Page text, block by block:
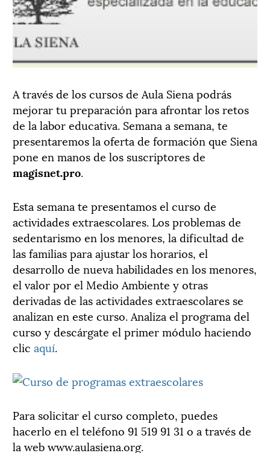
A través de los cursos de Aula Siena podrás
mejorar tu preparación para afrontar los retos
de la labor educativa. Semana a semana, te
presentaremos la oferta de formación que Siena
pone en manos de los suscriptores de
magisnet.pro.
Esta semana te presentamos el curso de
actividades extraescolares. Los problemas de
sedentarismo en los menores, la dificultad de
las familias para ajustar los horarios, el
desarrollo de nueva habilidades en los menores,
el valor por el Medio Ambiente y otras
derivadas de las actividades extraescolares se
analizan en este curso. Analiza el programa del
curso y descárgate el primer módulo haciendo
clic aquí.
Para solicitar el curso completo, puedes
hacerlo en el teléfono 91 519 91 31 o a través de
la web www.aulasiena.org.